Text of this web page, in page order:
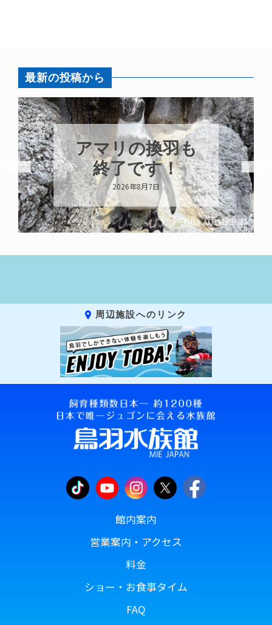
最新の投稿から
アマリの換羽も
終了です！
2026年8月7日
周辺施設へのリンク
館内案内
営業案内・アクセス
料金
ショー・お食事タイム
FAQ